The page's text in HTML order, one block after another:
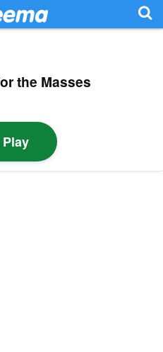
the Masses
Play